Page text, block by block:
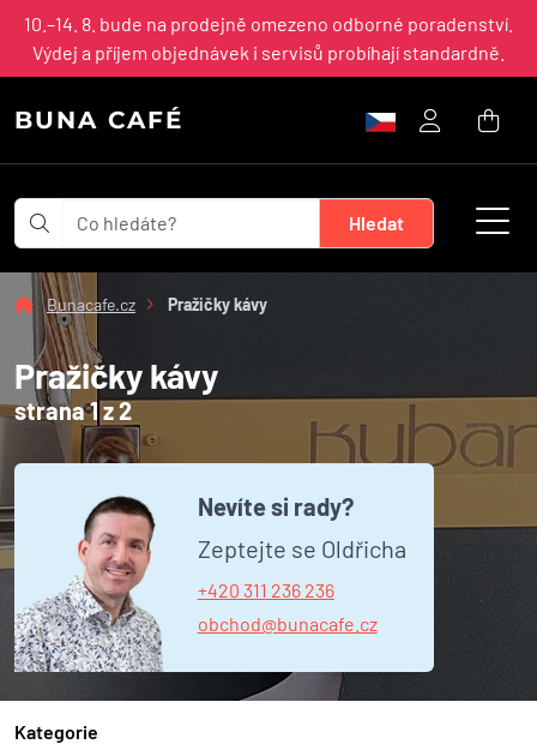
10.–14. 8. bude na prodejně omezeno odborné poradenství.
Výdej a příjem objednávek i servisů probíhají standardně.
BUNA CAFÉ
Bunacafe.cz Pražičky kávy
Pražičky kávy
strana 1 z 2
Nevíte si rady?
Zeptejte se Oldřicha
+420 311 236 236
obchod@bunacafe.cz
Kategorie